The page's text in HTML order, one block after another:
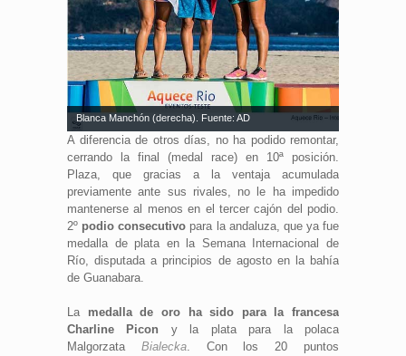
Blanca Manchón (derecha). Fuente: AD
A diferencia de otros días, no ha podido remontar,
cerrando la final (medal race) en 10ª posición.
Plaza, que gracias a la ventaja acumulada
previamente ante sus rivales, no le ha impedido
mantenerse al menos en el tercer cajón del podio.
2º podio consecutivo para la andaluza, que ya fue
medalla de plata en la Semana Internacional de
Río, disputada a principios de agosto en la bahía
de Guanabara.
La medalla de oro ha sido para la francesa
Charline Picon y la plata para la polaca
Malgorzata Bialecka. Con los 20 puntos